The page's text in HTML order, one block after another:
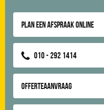
Plan een afspraak online
010 - 292 1414
Offerteaanvraag